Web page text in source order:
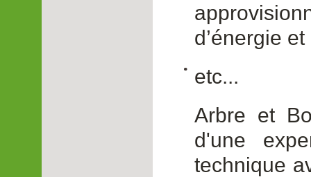
d’énergie
etc...
Arbre et
d'une
technique